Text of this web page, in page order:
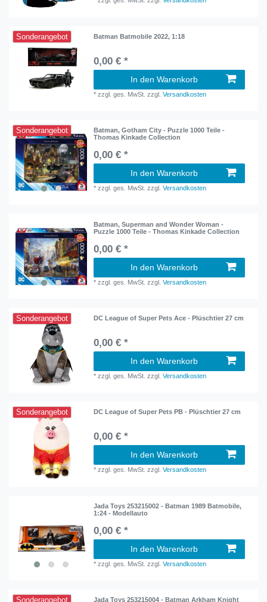
Sonderangebot Batman Batmobile 2022, 1:18
0,00 € *
In den Warenkorb
*zzgl. ges. MwSt. zzgl.Versandkosten
Sonderangebot
Batman, Gotham City - Puzzle 1000 Teile -
Thomas Kinkade Collection
0,00 € *
In den Warenkorb
*zzgl. ges. MwSt. zzgl.Versandkosten
Batman, Superman and Wonder Woman -
Puzzle 1000 Teile - Thomas Kinkade Collection
0,00 € *
In den Warenkorb
*zzgl. ges. MwSt. zzgl.Versandkosten
Sonderangebot DC League of Super Pets Ace - Plüschtier 27 cm
0,00 € *
In den Warenkorb
*zzgl. ges. MwSt. zzgl.Versandkosten
Sonderangebot DC League of Super Pets PB - Plüschtier 27 cm
0,00 € *
In den Warenkorb
*zzgl. ges. MwSt. zzgl.Versandkosten
Jada Toys 253215002 - Batman 1989 Batmobile,
1:24 - Modellauto
0,00 € *
In den Warenkorb
*zzgl. ges. MwSt. zzgl.Versandkosten
Sonderangebot Jada Toys 253215004 - Batman Arkham Knight